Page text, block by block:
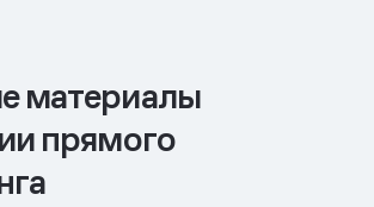
материалы
прямого